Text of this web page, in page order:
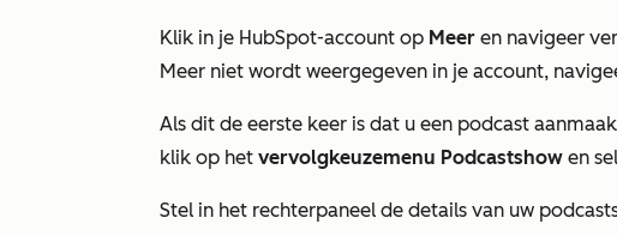
Klik in je HubSpot-account op Meer en navigeer
Meer niet wordt weergegeven in je account,
Als dit de eerste keer is dat u een podcast
klik op het vervolgkeuzemenu Podcastshow en
Stel in het rechterpaneel de details van uw